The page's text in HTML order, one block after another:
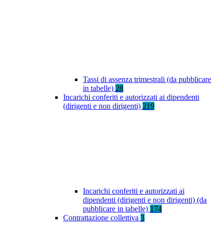
Tassi di assenza trimestrali (da pubblicare
in tabelle) 28
Incarichi conferiti e autorizzati ai dipendenti
(dirigenti e non dirigenti) 219
Incarichi conferiti e autorizzati ai
dipendenti (dirigenti e non dirigenti) (da
pubblicare in tabelle) 174
Contrattazione collettiva 3